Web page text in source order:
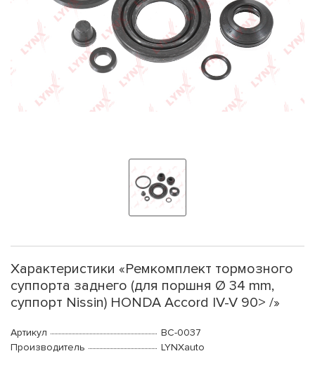
Характеристики «Ремкомплект тормозного
суппорта заднего (для поршня Ø 34 mm,
суппорт Nissin) HONDA Accord IV-V 90> /»
Артикул
BC-0037
Производитель
LYNXauto